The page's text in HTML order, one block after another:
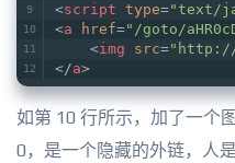
<script type="text/
<a href="/goto/
<img src="http://
</a>
如第 10 行所示，加了一个
0，是一个隐藏的外链，人